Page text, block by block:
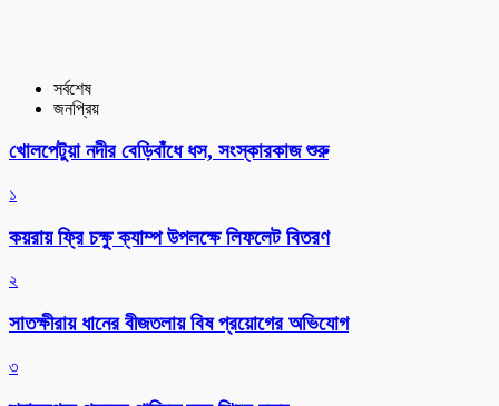
সর্বশেষ
জনপ্রিয়
খোলপেটুয়া নদীর বেড়িবাঁধে ধস, সংস্কারকাজ শুরু
১
কয়রায় ফ্রি চক্ষু ক্যাম্প উপলক্ষে লিফলেট বিতরণ
২
সাতক্ষীরায় ধানের বীজতলায় বিষ প্রয়োগের অভিযোগ
৩